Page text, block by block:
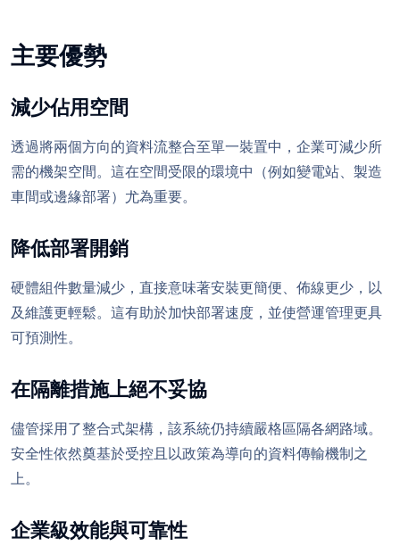
主要優勢
減少佔用空間
透過將兩個方向的資料流整合至單一裝置中，企業可減少所
需的機架空間。這在空間受限的環境中（例如變電站、製造
車間或邊緣部署）尤為重要。
降低部署開銷
硬體組件數量減少，直接意味著安裝更簡便、佈線更少，以
及維護更輕鬆。這有助於加快部署速度，並使營運管理更具
可預測性。
在隔離措施上絕不妥協
儘管採用了整合式架構，該系統仍持續嚴格區隔各網路域。
安全性依然奠基於受控且以政策為導向的資料傳輸機制之
上。
企業級效能與可靠性